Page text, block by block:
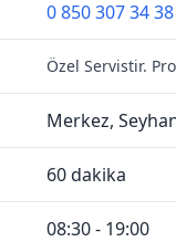
0 850 307 34 38
Özel Servistir.
Merkez,
60 dakika
08:30 - 19:00